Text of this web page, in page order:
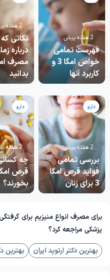
فهرست تمامی
خواص امگا 3 و
کاربرد آنها
2 هفته پیش
نکاتی که
درباره
بدانید
2 هفته پیش
دارو
بررسی تمامی
فواید قرص امگا
3 برای زنان
2 هفته پیش
دارو
چه
بخورند؟
2 هفته پیش
برای مصرف انواع منیزیم برای
پزشکی مراجعه کرد؟
بهترین دکتر ارتوپد ایران بهترین